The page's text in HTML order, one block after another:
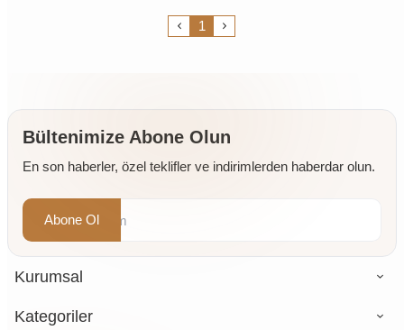
1
Bültenimize Abone Olun
En son haberler, özel teklifler ve indirimlerden haberdar olun.
Abone Ol
Kurumsal
Kategoriler